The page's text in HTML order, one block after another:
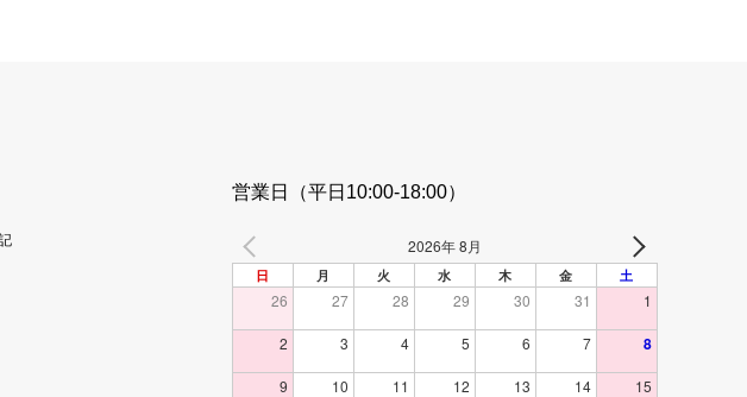
営業日（平日10:00-18:00）
2026年 8月
日 月 火 水 木 金 土
26 27 28 29 30 31 1
2 3 4 5 6 7 8
9 10 11 12 13 14 15